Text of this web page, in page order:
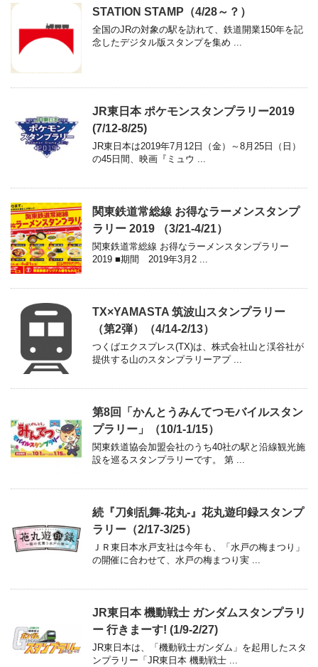
STATION STAMP（4/28～？）
全国のJRの対象の駅を訪れて、鉄道開業150年を記
念したデジタル版スタンプを集め ...
JR東日本 ポケモンスタンプラリー2019
(7/12-8/25)
JR東日本は2019年7月12日（金）～8月25日（日）
の45日間、映画『ミュウ ...
関東鉄道常総線 お得なラーメンスタンプ
ラリー 2019 （3/21-4/21）
関東鉄道常総線 お得なラーメンスタンプラリー
2019 ■期間 2019年3月2 ...
TX×YAMASTA 筑波山スタンプラリー
（第2弾）（4/14-2/13）
つくばエクスプレス(TX)は、株式会社山と渓谷社が
提供する山のスタンプラリーアプ ...
第8回「かんとうみんてつモバイルスタン
プラリー」（10/1-1/15）
関東鉄道協会加盟会社のうち40社の駅と沿線観光施
設を巡るスタンプラリーです。 第 ...
続『刀剣乱舞-花丸-』花丸遊印録スタンプ
ラリー（2/17-3/25）
ＪＲ東日本水戸支社は今年も、「水戸の梅まつり」
の開催に合わせて、水戸の梅まつり実 ...
JR東日本 機動戦士 ガンダムスタンプラリ
ー 行きまーす! (1/9-2/27)
JR東日本は、「機動戦士ガンダム」を起用したスタ
ンプラリー「JR東日本 機動戦士 ...